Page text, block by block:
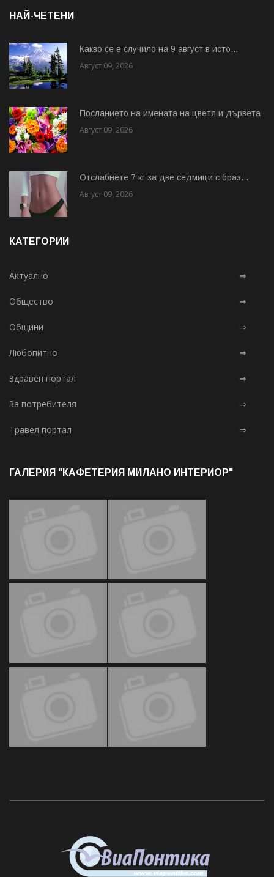
НАЙ-ЧЕТЕНИ
Какво се е случило на 9 август в исто...
Август 09, 2026
Посланието на имената на цветя и дървета
Август 09, 2026
Отслабнете 7 кг за две седмици с браз...
Август 09, 2026
КАТЕГОРИИ
Актуално ⇒
Общество ⇒
Общини ⇒
Любопитно ⇒
Здравен портал ⇒
За потребителя ⇒
Травел портал ⇒
ГАЛЕРИЯ "КАФЕТЕРИЯ МИЛАНО ИНТЕРИОР"